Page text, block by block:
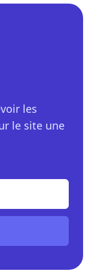
les
le site une